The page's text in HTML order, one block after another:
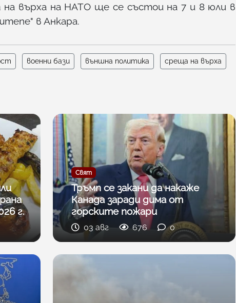
върха на НАТО ще се състои на 7 и 8 юли в
в Анкара.
военни бази външна политика среща на върха
г.
Свят
Тръмп се закани да накаже
Канада заради дима от
горските пожари
03 авг 676 0